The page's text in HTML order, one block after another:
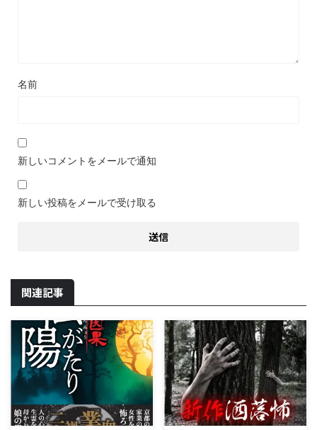
名前
新しいコメントをメールで通知
新しい投稿をメールで受け取る
関連記事